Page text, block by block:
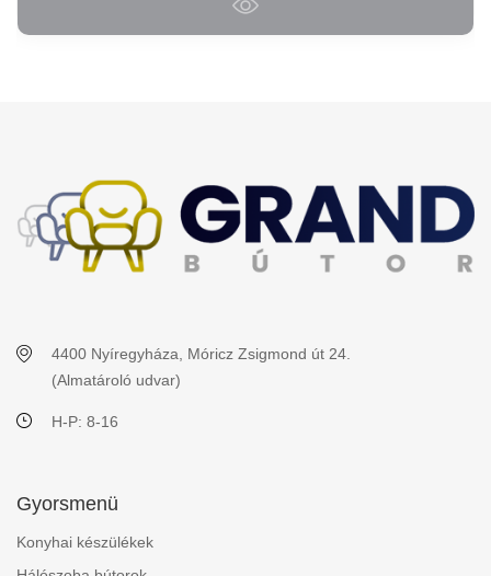
4400 Nyíregyháza, Móricz Zsigmond út 24.
(Almatároló udvar)
H-P: 8-16
Gyorsmenü
Konyhai készülékek